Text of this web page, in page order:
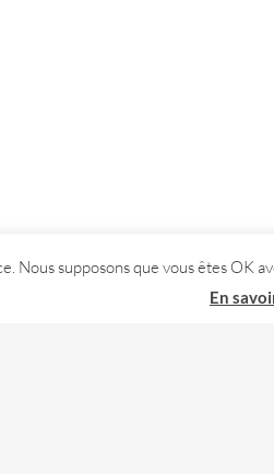
supposons que vous êtes OK
En